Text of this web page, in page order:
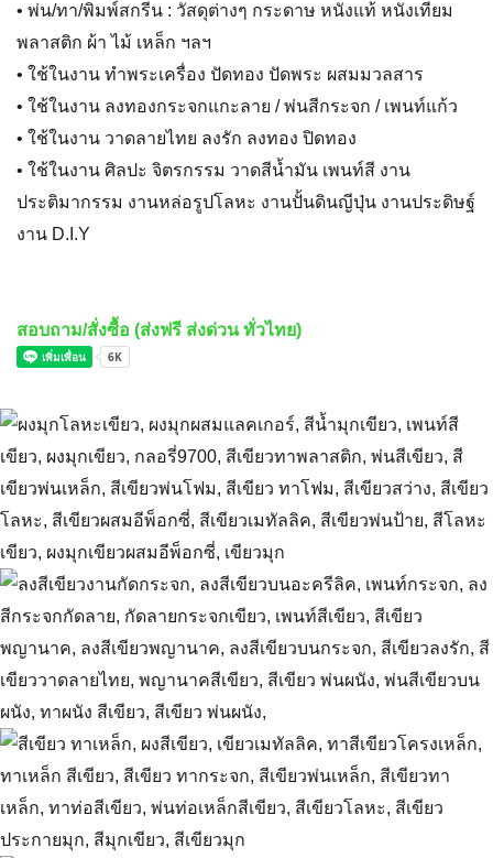
• พ่น/ทา/พิมพ์สกรีน : วัสดุต่างๆ กระดาษ หนังแท้ หนังเทียม
พลาสติก ผ้า ไม้ เหล็ก ฯลฯ
• ใช้ในงาน ทำพระเครื่อง ปัดทอง ปัดพระ ผสมมวลสาร
• ใช้ในงาน ลงทองกระจกแกะลาย / พ่นสีกระจก / เพนท์แก้ว
• ใช้ในงาน วาดลายไทย ลงรัก ลงทอง ปิดทอง
• ใช้ในงาน ศิลปะ จิตรกรรม วาดสีน้ำมัน เพนท์สี งาน
ประติมากรรม งานหล่อรูปโลหะ งานปั้นดินญีปุ่น งานประดิษฐ์
งาน D.I.Y
สอบถาม/สั่งซื้อ (ส่งฟรี ส่งด่วน ทั่วไทย)